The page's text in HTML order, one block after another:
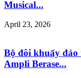
Musical...
April 23, 2026
Bộ đôi khuấy
Ampli Berase...